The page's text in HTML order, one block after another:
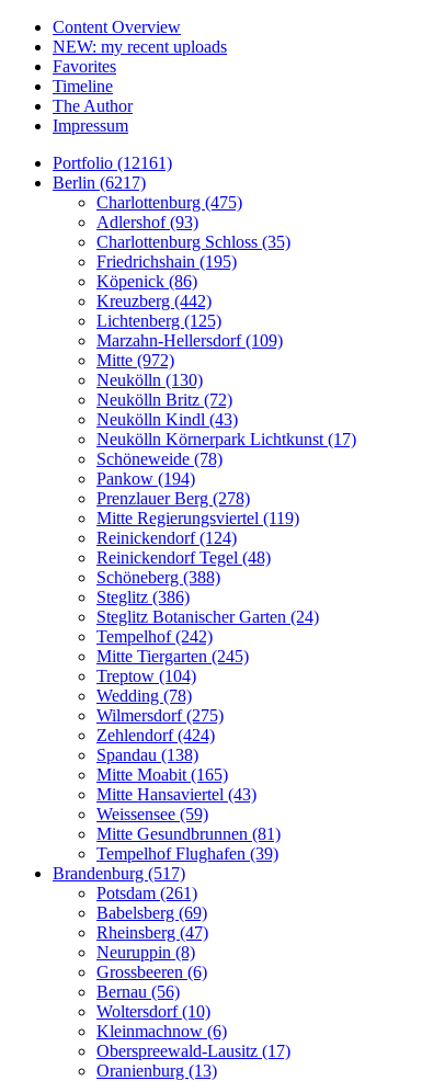
Content Overview
NEW: my recent uploads
Favorites
Timeline
The Author
Impressum
Portfolio (12161)
Berlin (6217)
Charlottenburg (475)
Adlershof (93)
Charlottenburg Schloss (35)
Friedrichshain (195)
Köpenick (86)
Kreuzberg (442)
Lichtenberg (125)
Marzahn-Hellersdorf (109)
Mitte (972)
Neukölln (130)
Neukölln Britz (72)
Neukölln Kindl (43)
Neukölln Körnerpark Lichtkunst (17)
Schöneweide (78)
Pankow (194)
Prenzlauer Berg (278)
Mitte Regierungsviertel (119)
Reinickendorf (124)
Reinickendorf Tegel (48)
Schöneberg (388)
Steglitz (386)
Steglitz Botanischer Garten (24)
Tempelhof (242)
Mitte Tiergarten (245)
Treptow (104)
Wedding (78)
Wilmersdorf (275)
Zehlendorf (424)
Spandau (138)
Mitte Moabit (165)
Mitte Hansaviertel (43)
Weissensee (59)
Mitte Gesundbrunnen (81)
Tempelhof Flughafen (39)
Brandenburg (517)
Potsdam (261)
Babelsberg (69)
Rheinsberg (47)
Neuruppin (8)
Grossbeeren (6)
Bernau (56)
Woltersdorf (10)
Kleinmachnow (6)
Oberspreewald-Lausitz (17)
Oranienburg (13)